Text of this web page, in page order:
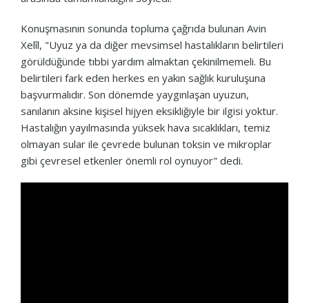
Konuşmasının sonunda topluma çağrıda bulunan Avin
Xelîl, "Uyuz ya da diğer mevsimsel hastalıkların belirtileri
görüldüğünde tıbbi yardım almaktan çekinilmemeli. Bu
belirtileri fark eden herkes en yakın sağlık kuruluşuna
başvurmalıdır. Son dönemde yaygınlaşan uyuzun,
sanılanın aksine kişisel hijyen eksikliğiyle bir ilgisi yoktur.
Hastalığın yayılmasında yüksek hava sıcaklıkları, temiz
olmayan sular ile çevrede bulunan toksin ve mikroplar
gibi çevresel etkenler önemli rol oynuyor" dedi.